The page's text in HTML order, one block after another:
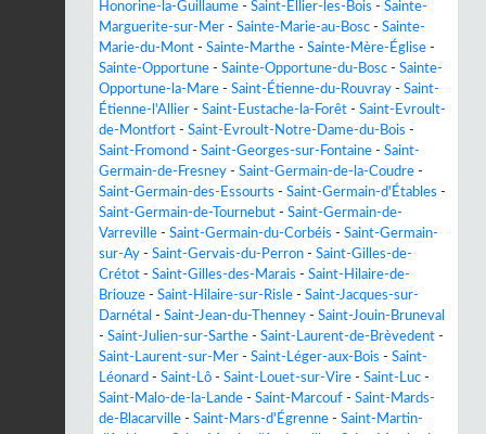
Honorine-la-Guillaume - Saint-Ellier-les-Bois - Sainte-
Marguerite-sur-Mer - Sainte-Marie-au-Bosc - Sainte-
Marie-du-Mont - Sainte-Marthe - Sainte-Mère-Église -
Sainte-Opportune - Sainte-Opportune-du-Bosc - Sainte-
Opportune-la-Mare - Saint-Étienne-du-Rouvray - Saint-
Étienne-l'Allier - Saint-Eustache-la-Forêt - Saint-Evroult-
de-Montfort - Saint-Evroult-Notre-Dame-du-Bois -
Saint-Fromond - Saint-Georges-sur-Fontaine - Saint-
Germain-de-Fresney - Saint-Germain-de-la-Coudre -
Saint-Germain-des-Essourts - Saint-Germain-d'Étables -
Saint-Germain-de-Tournebut - Saint-Germain-de-
Varreville - Saint-Germain-du-Corbéis - Saint-Germain-
sur-Ay - Saint-Gervais-du-Perron - Saint-Gilles-de-
Crétot - Saint-Gilles-des-Marais - Saint-Hilaire-de-
Briouze - Saint-Hilaire-sur-Risle - Saint-Jacques-sur-
Darnétal - Saint-Jean-du-Thenney - Saint-Jouin-Bruneval
- Saint-Julien-sur-Sarthe - Saint-Laurent-de-Brèvedent -
Saint-Laurent-sur-Mer - Saint-Léger-aux-Bois - Saint-
Léonard - Saint-Lô - Saint-Louet-sur-Vire - Saint-Luc -
Saint-Malo-de-la-Lande - Saint-Marcouf - Saint-Mards-
de-Blacarville - Saint-Mars-d'Égrenne - Saint-Martin-